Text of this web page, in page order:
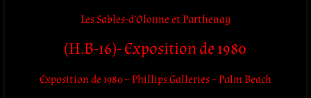
Les Sables-d’Olonne et Parthenay
(H.B-16)- Exposition de 1980
Exposition de 1980 – Phillips Galleries – Palm Beach